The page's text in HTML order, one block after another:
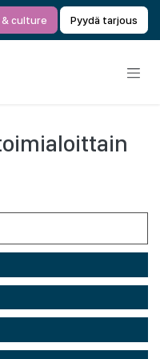
& culture Pyydä tarjous